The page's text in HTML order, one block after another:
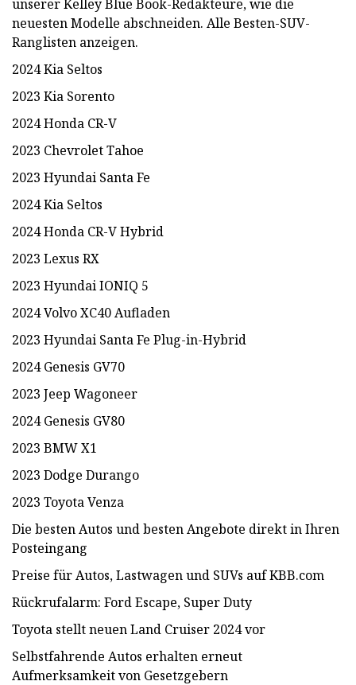
unserer Kelley Blue Book-Redakteure, wie die
neuesten Modelle abschneiden. Alle Besten-SUV-
Ranglisten anzeigen.
2024 Kia ​​Seltos
2023 Kia Sorento
2024 Honda CR-V
2023 Chevrolet Tahoe
2023 Hyundai Santa Fe
2024 Kia ​​Seltos
2024 Honda CR-V Hybrid
2023 Lexus RX
2023 Hyundai IONIQ 5
2024 Volvo XC40 Aufladen
2023 Hyundai Santa Fe Plug-in-Hybrid
2024 Genesis GV70
2023 Jeep Wagoneer
2024 Genesis GV80
2023 BMW X1
2023 Dodge Durango
2023 Toyota Venza
Die besten Autos und besten Angebote direkt in Ihren
Posteingang
Preise für Autos, Lastwagen und SUVs auf KBB.com
Rückrufalarm: Ford Escape, Super Duty
Toyota stellt neuen Land Cruiser 2024 vor
Selbstfahrende Autos erhalten erneut
Aufmerksamkeit von Gesetzgebern